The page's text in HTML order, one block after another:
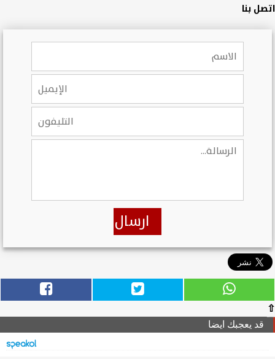
اتصل بنا
ارسال
⇧
قد يعجبك ايضا